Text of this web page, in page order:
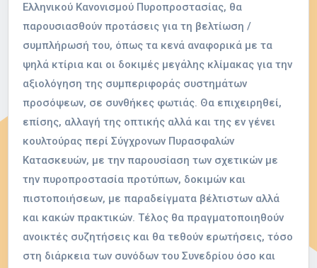
Ελληνικού Κανονισμού Πυροπροστασίας, θα
παρουσιασθούν προτάσεις για τη βελτίωση /
συμπλήρωσή του, όπως τα κενά αναφορικά με τα
ψηλά κτίρια και οι δοκιμές μεγάλης κλίμακας για την
αξιολόγηση της συμπεριφοράς συστημάτων
προσόψεων, σε συνθήκες φωτιάς. Θα επιχειρηθεί,
επίσης, αλλαγή της οπτικής αλλά και της εν γένει
κουλτούρας περί Σύγχρονων Πυρασφαλών
Κατασκευών, με την παρουσίαση των σχετικών με
την πυροπροστασία προτύπων, δοκιμών και
πιστοποιήσεων, με παραδείγματα βέλτιστων αλλά
και κακών πρακτικών. Τέλος θα πραγματοποιηθούν
ανοικτές συζητήσεις και θα τεθούν ερωτήσεις, τόσο
στη διάρκεια των συνόδων του Συνεδρίου όσο και